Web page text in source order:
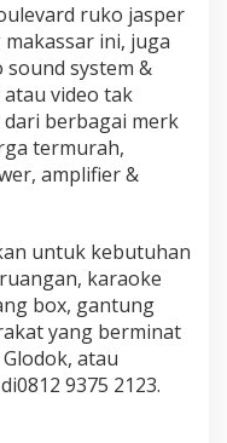
ruko jasper
ini, juga
system &
video tak
berbagai merk
termurah,
amplifier &
untuk kebutuhan
karaoke
box, gantung
yang berminat
atau
9375 2123.